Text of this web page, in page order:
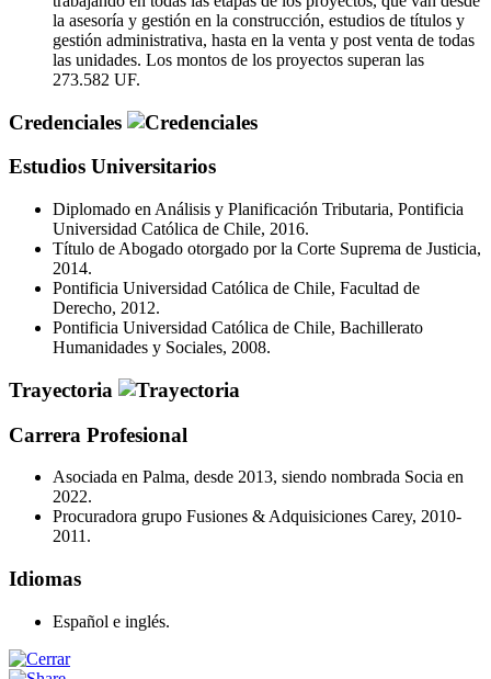
la asesoría y gestión en la construcción, estudios de títulos y
gestión administrativa, hasta en la venta y post venta de todas
las unidades. Los montos de los proyectos superan las
273.582 UF.
Credenciales
Estudios Universitarios
Diplomado en Análisis y Planificación Tributaria, Pontificia
Universidad Católica de Chile, 2016.
Título de Abogado otorgado por la Corte Suprema de Justicia,
2014.
Pontificia Universidad Católica de Chile, Facultad de
Derecho, 2012.
Pontificia Universidad Católica de Chile, Bachillerato
Humanidades y Sociales, 2008.
Trayectoria
Carrera Profesional
Asociada en Palma, desde 2013, siendo nombrada Socia en
2022.
Procuradora grupo Fusiones & Adquisiciones Carey, 2010-
2011.
Idiomas
Español e inglés.